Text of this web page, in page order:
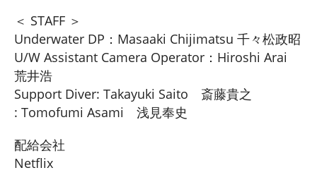
＜ STAFF ＞
Underwater DP：Masaaki Chijimatsu 千々松政昭
U/W Assistant Camera Operator：Hiroshi Arai
荒井浩
Support Diver: Takayuki Saito 斎藤貴之
: Tomofumi Asami 浅見奉史
配給会社
Netflix